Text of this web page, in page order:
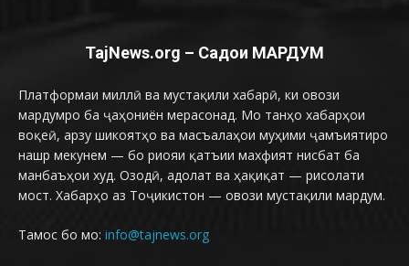
TajNews.org – Садои МАРДУМ
Платформаи миллӣ ва мустақили хабарӣ, ки овози
мардумро ба ҷаҳониён мерасонад. Мо танҳо хабарҳои
воқеӣ, арзу шикоятҳо ва масъалаҳои муҳими ҷамъиятиро
нашр мекунем — бо риояи қатъии махфият нисбат ба
манбаъҳои худ. Озодӣ, адолат ва ҳақиқат — рисолати
мост. Хабарҳо аз Тоҷикистон — овози мустақили мардум.
Тамос бо мо: info@tajnews.org